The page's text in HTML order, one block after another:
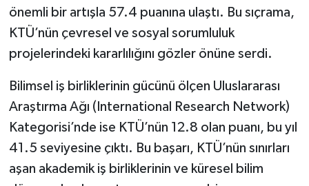
önemli bir artışla 57.4 puanına ulaştı. Bu sıçrama,
KTÜ’nün çevresel ve sosyal sorumluluk
projelerindeki kararlılığını gözler önüne serdi.
Bilimsel iş birliklerinin gücünü ölçen Uluslararası
Araştırma Ağı (International Research Network)
Kategorisi’nde ise KTÜ’nün 12.8 olan puanı, bu yıl
41.5 seviyesine çıktı. Bu başarı, KTÜ’nün sınırları
aşan akademik iş birliklerinin ve küresel bilim